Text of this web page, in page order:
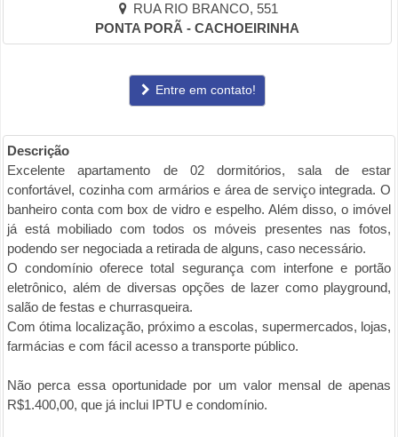
RUA RIO BRANCO, 551
PONTA PORÃ - CACHOEIRINHA
Entre em contato!
Descrição
Excelente apartamento de 02 dormitórios, sala de estar
confortável, cozinha com armários e área de serviço integrada. O
banheiro conta com box de vidro e espelho. Além disso, o imóvel
já está mobiliado com todos os móveis presentes nas fotos,
podendo ser negociada a retirada de alguns, caso necessário.
O condomínio oferece total segurança com interfone e portão
eletrônico, além de diversas opções de lazer como playground,
salão de festas e churrasqueira.
Com ótima localização, próximo a escolas, supermercados, lojas,
farmácias e com fácil acesso a transporte público.
Não perca essa oportunidade por um valor mensal de apenas
R$1.400,00, que já inclui IPTU e condomínio.